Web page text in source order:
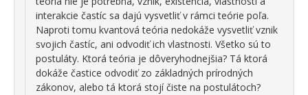
interakcie častíc sa dajú vysvetliť v rámci teórie poľa.
Naproti tomu kvantová teória nedokáže vysvetliť vznik
svojich častíc, ani odvodiť ich vlastnosti. Všetko sú to
postuláty. Ktorá teória je dôveryhodnejšia? Tá ktorá
dokáže častice odvodiť zo základných prírodných
zákonov, alebo tá ktorá stojí čiste na postulátoch?